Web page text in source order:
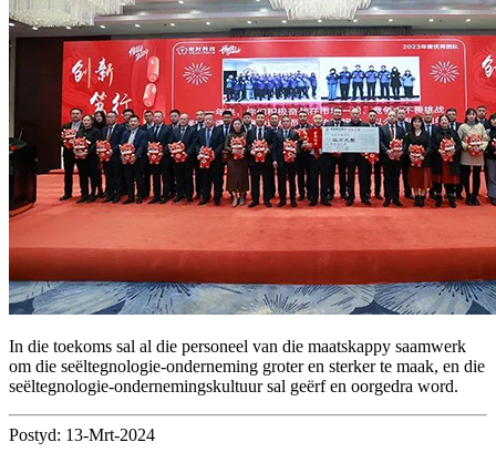
In die toekoms sal al die personeel van die maatskappy saamwerk
om die seëltegnologie-onderneming groter en sterker te maak, en die
seëltegnologie-ondernemingskultuur sal geërf en oorgedra word.
Postyd: 13-Mrt-2024